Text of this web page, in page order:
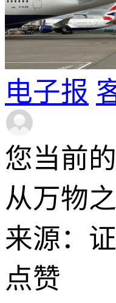
电子报
您当前的
从万物
来源：
点赞